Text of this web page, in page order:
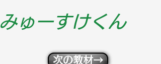
みゅーすけくん
次の教材→